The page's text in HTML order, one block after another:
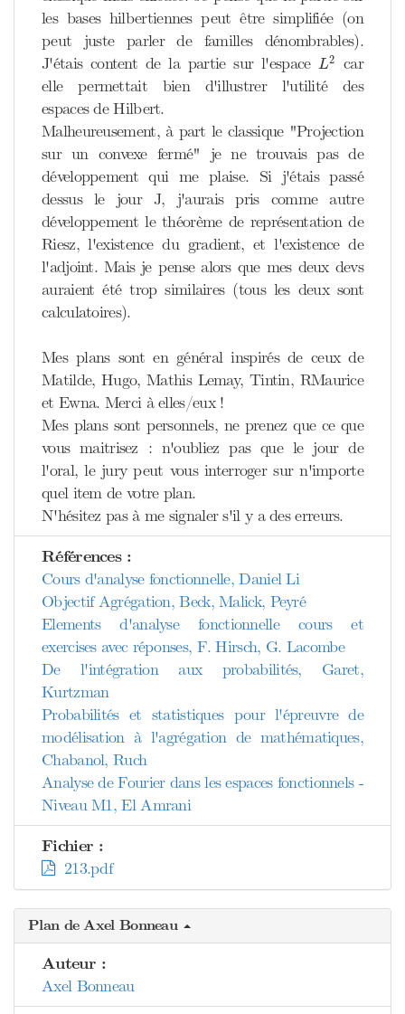
les bases hilbertiennes peut être simplifiée (on
peut juste parler de familles dénombrables).
J'étais content de la partie sur l'espaceL2
L2 car
elle permettait bien d'illustrer l'utilité des
espaces de Hilbert.
Malheureusement, à part le classique "Projection
sur un convexe fermé" je ne trouvais pas de
développement qui me plaise. Si j'étais passé
dessus le jour J, j'aurais pris comme autre
développement le théorème de représentation de
Riesz, l'existence du gradient, et l'existence de
l'adjoint. Mais je pense alors que mes deux devs
auraient été trop similaires (tous les deux sont
calculatoires).
Mes plans sont en général inspirés de ceux de
Matilde, Hugo, Mathis Lemay, Tintin, RMaurice
et Ewna. Merci à elles/eux !
Mes plans sont personnels, ne prenez que ce que
vous maitrisez : n'oubliez pas que le jour de
l'oral, le jury peut vous interroger sur n'importe
quel item de votre plan.
N'hésitez pas à me signaler s'il y a des erreurs.
Références :
Cours d'analyse fonctionnelle, Daniel Li
Objectif Agrégation, Beck, Malick, Peyré
Elements d'analyse fonctionnelle cours et
exercises avec réponses, F. Hirsch, G. Lacombe
De l'intégration aux probabilités, Garet,
Kurtzman
Probabilités et statistiques pour l'épreuvre de
modélisation à l'agrégation de mathématiques,
Chabanol, Ruch
Analyse de Fourier dans les espaces fonctionnels -
Niveau M1, El Amrani
Fichier :
213.pdf
Plan de Axel Bonneau
Auteur :
Axel Bonneau